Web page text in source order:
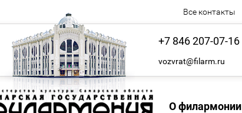
Все контакты
+7 846 207-07-16
vozvrat@filarm.ru
О филармонии